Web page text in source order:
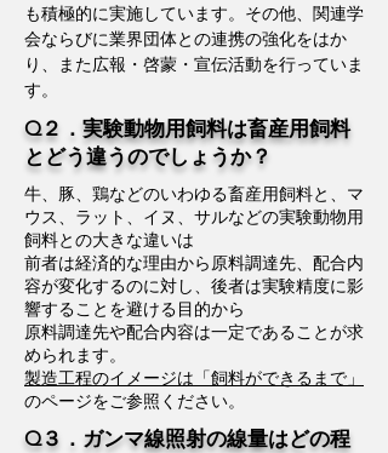
も積極的に実施しています。その他、関連学
会ならびに業界団体との連携の強化をはか
り、また広報・啓蒙・宣伝活動を行っていま
す。
Q２．実験動物用飼料は畜産用飼料
とどう違うのでしょうか？
牛、豚、鶏などのいわゆる畜産用飼料と、マ
ウス、ラット、イヌ、サルなどの実験動物用
飼料との大きな違いは
前者は経済的な理由から原料調達先、配合内
容が変化するのに対し、後者は実験精度に影
響することを避ける目的から
​原料調達先や配合内容は一定であることが求
められます。
​製造工程のイメージは「飼料ができるまで」
のページをご参照ください。
Q３．ガンマ線照射の線量はどの程